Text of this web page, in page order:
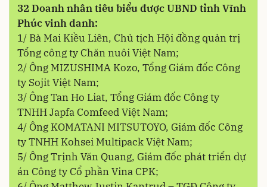
32 Doanh nhân tiêu biểu được UBND tỉnh Vĩnh
Phúc vinh danh:
1/ Bà Mai Kiều Liên, Chủ tịch Hội đồng quản trị
Tổng công ty Chăn nuôi Việt Nam;
2/ Ông MIZUSHIMA Kozo, Tổng Giám đốc Công
ty Sojit Việt Nam;
3/ Ông Tan Ho Liat, Tổng Giám đốc Công ty
TNHH Japfa Comfeed Việt Nam;
4/ Ông KOMATANI MITSUTOYO, Giám đốc Công
ty TNHH Kohsei Multipack Việt Nam;
5/ Ông Trịnh Văn Quang, Giám đốc phát triển dự
án Công ty Cổ phần Vina CPK;